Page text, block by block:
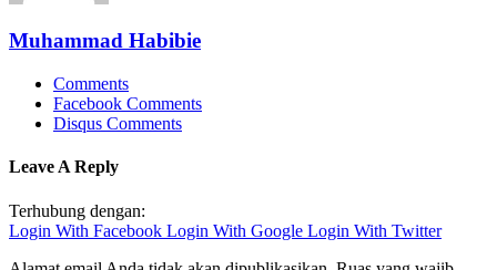
Muhammad Habibie
Comments
Facebook Comments
Disqus Comments
Leave A Reply
Terhubung dengan:
Login With Facebook Login With Google Login With Twitter